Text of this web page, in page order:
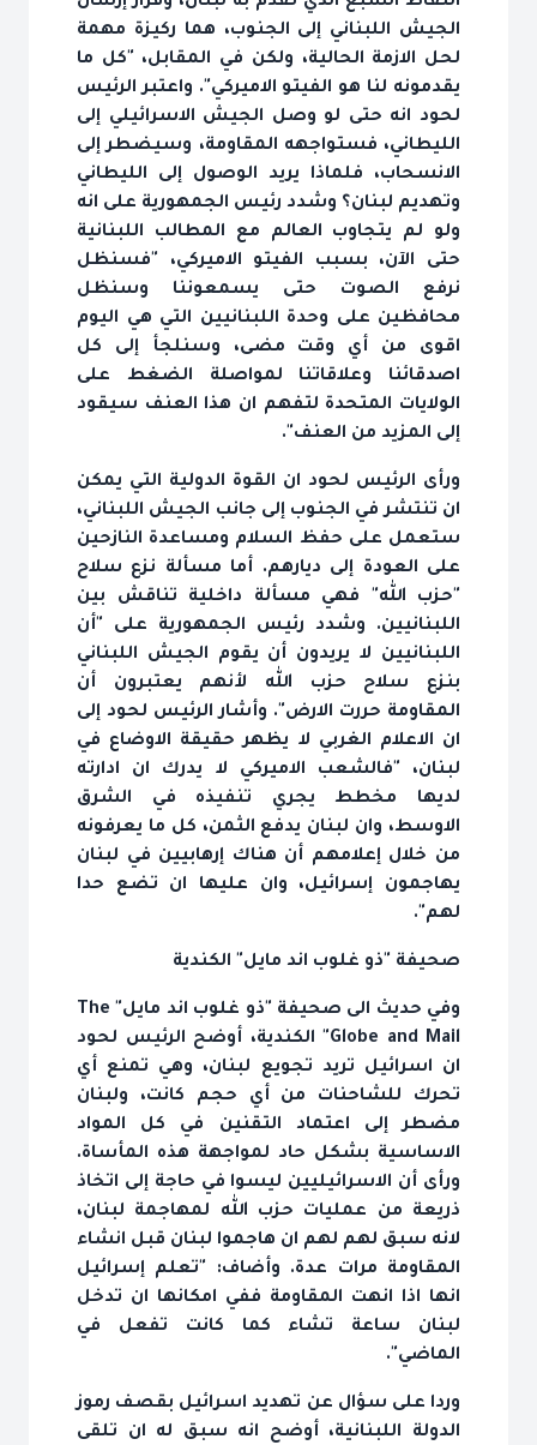
الجيش اللبناني إلى الجنوب، هما ركيزة مهمة
لحل الازمة الحالية، ولكن في المقابل، "كل ما
يقدمونه لنا هو الفيتو الاميركي". واعتبر الرئيس
لحود انه حتى لو وصل الجيش الاسرائيلي إلى
الليطاني، فستواجهه المقاومة، وسيضطر إلى
الانسحاب، فلماذا يريد الوصول إلى الليطاني
وتهديم لبنان؟ وشدد رئيس الجمهورية على انه
ولو لم يتجاوب العالم مع المطالب اللبنانية
حتى الآن، بسبب الفيتو الاميركي، "فسنظل
نرفع الصوت حتى يسمعوننا وسنظل
محافظين على وحدة اللبنانيين التي هي اليوم
اقوى من أي وقت مضى، وسنلجأ إلى كل
اصدقائنا وعلاقاتنا لمواصلة الضغط على
الولايات المتحدة لتفهم ان هذا العنف سيقود
إلى المزيد من العنف".
ورأى الرئيس لحود ان القوة الدولية التي يمكن
ان تنتشر في الجنوب إلى جانب الجيش اللبناني،
ستعمل على حفظ السلام ومساعدة النازحين
على العودة إلى ديارهم. أما مسألة نزع سلاح
"حزب الله" فهي مسألة داخلية تناقش بين
اللبنانيين. وشدد رئيس الجمهورية على "أن
اللبنانيين لا يريدون أن يقوم الجيش اللبناني
بنزع سلاح حزب الله لأنهم يعتبرون أن
المقاومة حررت الارض". وأشار الرئيس لحود إلى
ان الاعلام الغربي لا يظهر حقيقة الاوضاع في
لبنان، "فالشعب الاميركي لا يدرك ان ادارته
لديها مخطط يجري تنفيذه في الشرق
الاوسط، وان لبنان يدفع الثمن، كل ما يعرفونه
من خلال إعلامهم أن هناك إرهابيين في لبنان
يهاجمون إسرائيل، وان عليها ان تضع حدا
لهم".
صحيفة "ذو غلوب اند مايل" الكندية
وفي حديث الى صحيفة "ذو غلوب اند مايل" The
Globe and Mail" الكندية، أوضح الرئيس لحود
ان اسرائيل تريد تجويع لبنان، وهي تمنع أي
تحرك للشاحنات من أي حجم كانت، ولبنان
مضطر إلى اعتماد التقنين في كل المواد
الاساسية بشكل حاد لمواجهة هذه المأساة.
ورأى أن الاسرائيليين ليسوا في حاجة إلى اتخاذ
ذريعة من عمليات حزب الله لمهاجمة لبنان،
لانه سبق لهم لهم ان هاجموا لبنان قبل انشاء
المقاومة مرات عدة. وأضاف: "تعلم إسرائيل
انها اذا انهت المقاومة ففي امكانها ان تدخل
لبنان ساعة تشاء كما كانت تفعل في
الماضي".
وردا على سؤال عن تهديد اسرائيل بقصف رموز
الدولة اللبنانية، أوضح انه سبق له ان تلقى